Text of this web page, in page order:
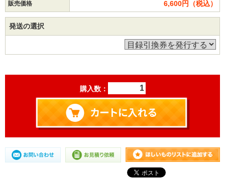
販売価格 6,600円（税込）
発送の選択
購入数：